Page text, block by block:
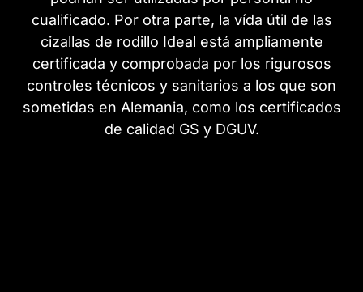
cualificado. Por otra parte, la vída útil de las
cizallas de rodillo Ideal está ampliamente
certificada y comprobada por los rigurosos
controles técnicos y sanitarios a los que son
sometidas en Alemania, como los certificados
de calidad GS y DGUV.